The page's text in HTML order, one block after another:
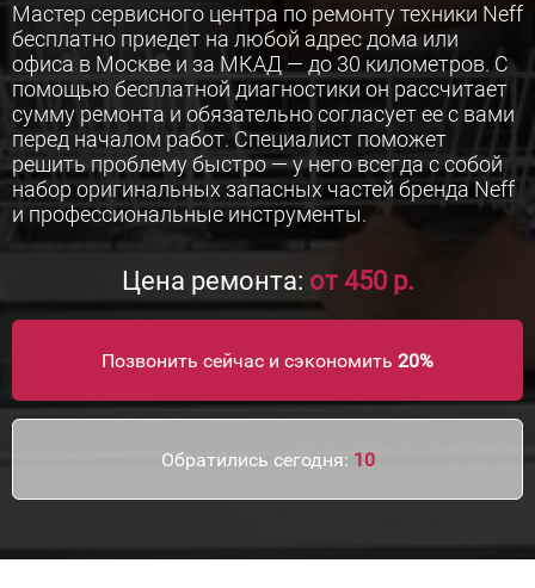
Мастер сервисного центра по ремонту техники Neff
бесплатно приедет на любой адрес дома или
офиса в Москве и за МКАД — до 30 километров. С
помощью бесплатной диагностики он рассчитает
сумму ремонта и обязательно согласует ее с вами
перед началом работ. Специалист поможет
решить проблему быстро — у него всегда с собой
набор оригинальных запасных частей бренда Neff
и профессиональные инструменты.
Цена ремонта: от 450 р.
Позвонить сейчас и сэкономить 20%
Обратились сегодня: 10